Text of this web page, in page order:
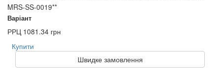
MRS-SS-0019**
Варіант
РРЦ 1081.34 грн
Купити
Швидке замовлення